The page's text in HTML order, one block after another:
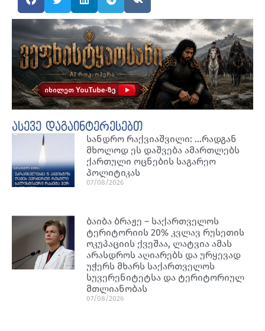
ასევე დაგაინტერესებთ
სანდრო რაქვიაშვილი: …რადგან
მხოლოდ ეს დაშვება ამართლებს
ქართული ოცნების საგარეო
პოლიტიკას
07/08/2026
ბაიბა ბრაჟე – საქართველოს
ტერიტორიის 20% კვლავ რუსეთის
ოკუპაციის ქვეშაა, ლატვია ამას
არასდროს აღიარებს და ურყევად
უჭერს მხარს საქართველოს
სუვერენიტეტსა და ტერიტორიულ
მთლიანობას
07/08/2026